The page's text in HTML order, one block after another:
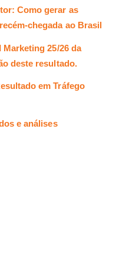
Como gerar as
chegada ao Brasil
25/26 da
deste resultado.
em Tráfego
e análises